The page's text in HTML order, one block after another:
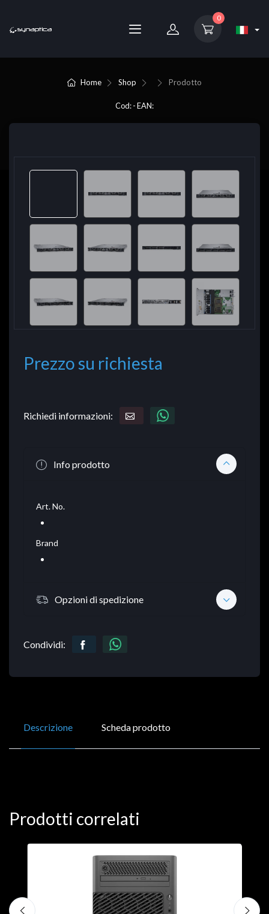
0
Home Shop Prodotto
Cod: - EAN:
Prezzo su richiesta
Richiedi informazioni:
Info prodotto
Art. No.
Brand
Opzioni di spedizione
Condividi:
Descrizione Scheda prodotto
Prodotti correlati